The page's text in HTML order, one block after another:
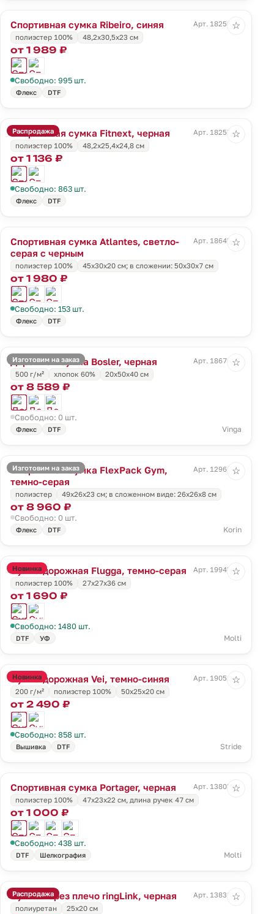
Спортивная сумка Ribeiro, синяя
Арт. 18256.40
полиэстер 100%
48,2x30,5x23 cм
от 1 989 ₽
Свободно: 995 шт.
Флекс DTF
☆
Распродажа
Спортивная сумка Fitnext, черная
Арт. 18257.30
полиэстер 100%
48,2х25,4х24,8 см
от 1 136 ₽
Свободно: 863 шт.
Флекс DTF
☆
Спортивная сумка Atlantes, светло-
серая с черным
Арт. 18645.13
полиэстер 100% 45х30х20 см; в сложении: 50х30х7 см
от 1 980 ₽
Свободно: 153 шт.
Флекс DTF
☆
Изготовим на заказ
Дорожная сумка Bosler, черная
Арт. 18671.30
500 г/м²
хлопок 60% 20х50х40 см
от 8 589 ₽
Свободно: 0 шт.
Флекс DTF Vinga
☆
Изготовим на заказ
Спортивная сумка FlexPack Gym,
темно-серая
Арт. 12961.11
полиэстер 49х26х23 см; в сложенном виде: 26х26х8 см
от 8 960 ₽
Свободно: 0 шт.
Флекс DTF Korin
☆
Новинка
Сумка дорожная Flugga, темно-серая
Арт. 19945.13
полиэстер 100%
27x27x36 см
от 1 690 ₽
Свободно: 1480 шт.
DTF УФ Molti
☆
Новинка
Сумка дорожная Vei, темно-синяя
Арт. 19051.40
200 г/м²
полиэстер 100% 50x25x20 см
от 2 490 ₽
Свободно: 858 шт.
Вышивка DTF Stride
☆
Спортивная сумка Portager, черная
Арт. 13805.30
полиэстер 100%
47х23x22 см, длина ручек 47 см
от 1 000 ₽
Свободно: 438 шт.
DTF Шелкография Molti
☆
Распродажа
Сумка через плечо ringLink, черная
Арт. 13838.30
полиуретан
25х20 см
☆